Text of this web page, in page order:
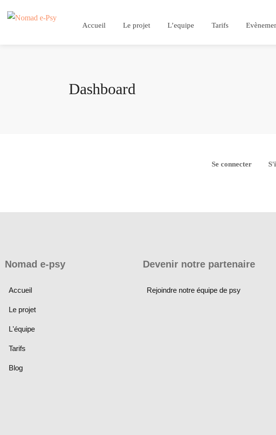
Accueil Le projet L’equipe Tarifs
Dashboard
Se connecter
Nomad e-psy
Accueil
Le projet
L'équipe
Tarifs
Blog
Devenir notre partenaire
Rejoindre notre équipe de psy